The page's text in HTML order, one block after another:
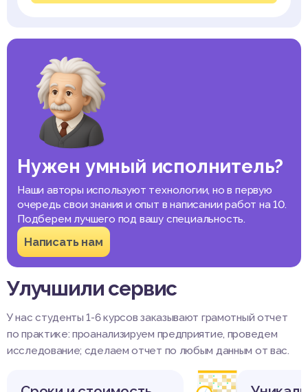
Нужен умный исполнитель?
Наши авторы используют технологии, но в первую
очередь свои знания и опыт в написании работ на 10.
Подберем лучшего под вашу специальность.
Написать нам
Улучшили сервис
У нас студенты 1-6 курсов заказывают грамотный отчет
по практике: проанализируем предприятие, проведем
исследование; сделаем отчет по любым данным от вас.